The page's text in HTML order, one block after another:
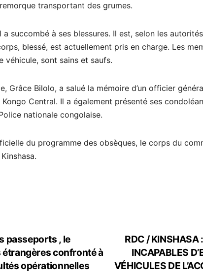
transportant des grumes.
succombé à ses blessures. Il est, selon les
blessé, est actuellement pris en charge. Les
véhicule, sont sains et saufs.
Grâce Bilolo, a salué la mémoire d’un officier
Central. Il a également présenté ses
nationale congolaise.
du programme des obsèques, le corps du
RDC / KINSHASA
INCAPABLES
VÉHICULES DE
passeports , le
confronté à
opérationnelles